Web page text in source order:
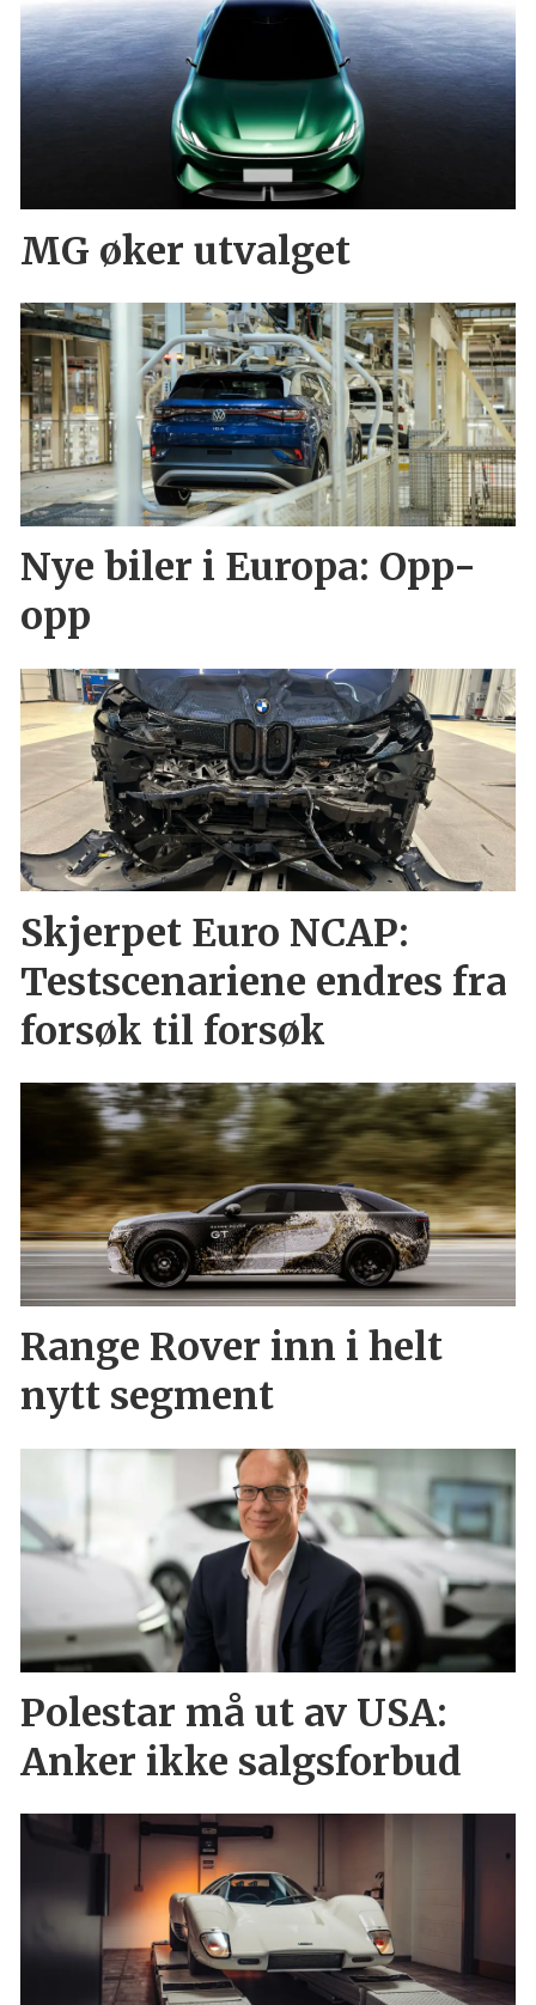
MG øker utvalget
Nye biler i Europa: Opp-
opp
Skjerpet Euro NCAP:
Testscenariene endres fra
forsøk til forsøk
Range Rover inn i helt
nytt segment
Polestar må ut av USA:
Anker ikke salgsforbud